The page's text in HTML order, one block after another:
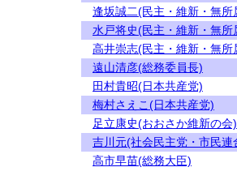
逢坂誠二(民主・維新・無所
水戸将史(民主・維新・無所
高井崇志(民主・維新・無所
遠山清彦(総務委員長)
田村貴昭(日本共産党)
梅村さえこ(日本共産党)
足立康史(おおさか維新の会)
吉川元(社会民主党・市民連
高市早苗(総務大臣)